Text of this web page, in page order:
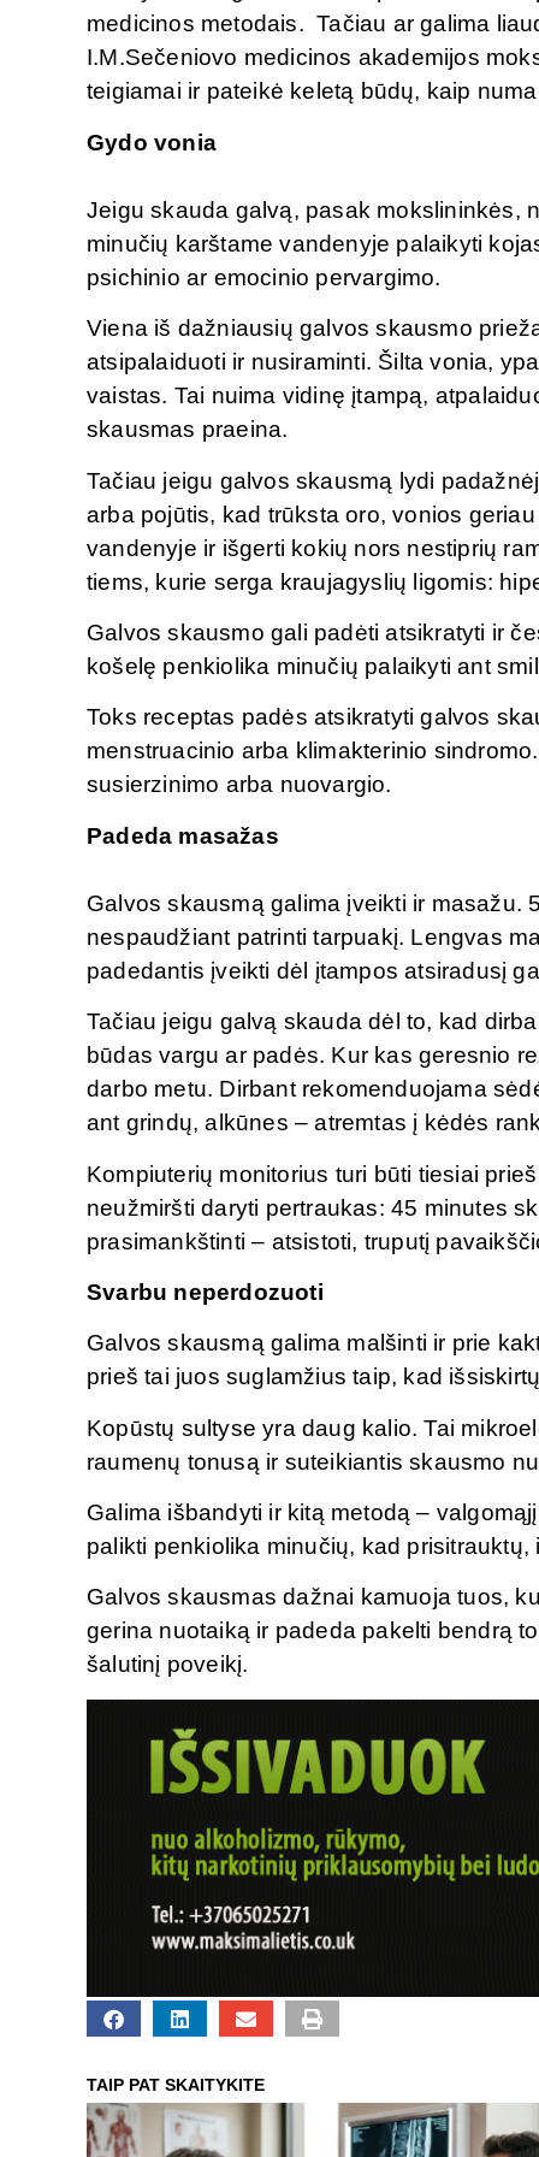
medicinos metodais. Tačiau ar galima
I.M.Sečeniovo medicinos akademijos
teigiamai ir pateikė keletą būdų, kaip
Gydo vonia
Jeigu skauda galvą, pasak mokslininkės,
minučių karštame vandenyje palaikyti
psichinio ar emocinio pervargimo.
Viena iš dažniausių galvos skausmo
atsipalaiduoti ir nusiraminti. Šilta vonia,
vaistas. Tai nuima vidinę įtampą,
skausmas praeina.
Tačiau jeigu galvos skausmą lydi
arba pojūtis, kad trūksta oro, vonios
vandenyje ir išgerti kokių nors nestiprių
tiems, kurie serga kraujagyslių ligomis:
Galvos skausmo gali padėti atsikratyti ir
košelę penkiolika minučių palaikyti ant
Toks receptas padės atsikratyti galvos
menstruacinio arba klimakterinio
susierzinimo arba nuovargio.
Padeda masažas
Galvos skausmą galima įveikti ir masažu.
nespaudžiant patrinti tarpuakį. Lengvas
padedantis įveikti dėl įtampos atsiradusį
Tačiau jeigu galvą skauda dėl to, kad
būdas vargu ar padės. Kur kas geresnio
darbo metu. Dirbant rekomenduojama
ant grindų, alkūnes – atremtas į kėdės
Kompiuterių monitorius turi būti tiesiai
neužmiršti daryti pertraukas: 45 minutes
prasimankštinti – atsistoti, truputį
Svarbu neperdozuoti
Galvos skausmą galima malšinti ir prie
prieš tai juos suglamžius taip, kad
Kopūstų sultyse yra daug kalio. Tai
raumenų tonusą ir suteikiantis skausmo
Galima išbandyti ir kitą metodą –
palikti penkiolika minučių, kad
Galvos skausmas dažnai kamuoja tuos,
gerina nuotaiką ir padeda pakelti bendrą
šalutinį poveikį.
TAIP PAT SKAITYKITE